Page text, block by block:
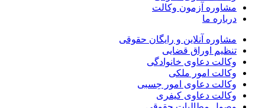
مشاوره آزمون وکالت
درباره ما
مشاوره آنلاین و رایگان حقوقی
تنظیم اوراق قضایی
وکالت دعاوی خانوادگی
وکالت امور ملکی
وکالت دعاوی امور حِسبی
وکالت دعاوی کیفری